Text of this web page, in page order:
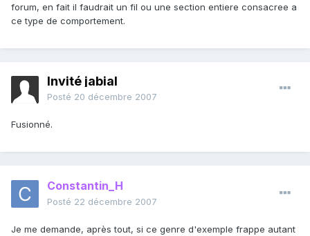
forum, en fait il faudrait un fil ou une section entiere consacree a
ce type de comportement.
Invité jabial
Posté 20 décembre 2007
Fusionné.
Constantin_H
Posté 22 décembre 2007
Je me demande, après tout, si ce genre d'exemple frappe autant